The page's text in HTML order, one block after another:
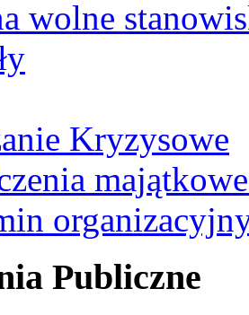
wolne
Kryzysowe
Publiczne